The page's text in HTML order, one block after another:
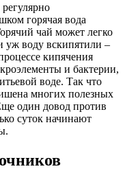
горячая вода
чай может легко
уж воду вскипятили –
кипячения
и бактерии,
воде. Так что
многих полезных
один довод против
суток начинают